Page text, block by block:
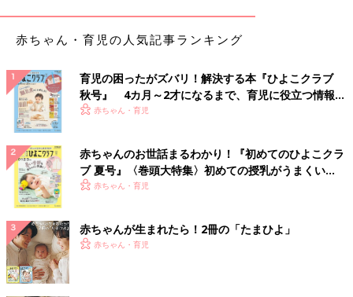
赤ちゃん・育児の人気記事ランキング
育児の困ったがズバリ！解決する本『ひよこクラブ
秋号』 4カ月～2才になるまで、育児に役立つ情報が
いっぱい！
赤ちゃん・育児
赤ちゃんのお世話まるわかり！『初めてのひよこクラ
ブ 夏号』〈巻頭大特集〉初めての授乳がうまくい
く！ おっぱい・ミルクの基本と夏のトラブル 解決テ
赤ちゃん・育児
赤ちゃんが生まれたら！2冊の「たまひよ」
赤ちゃん・育児